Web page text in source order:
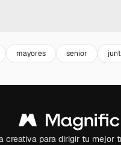
mayores senior
creativa para dirigir tu mejor